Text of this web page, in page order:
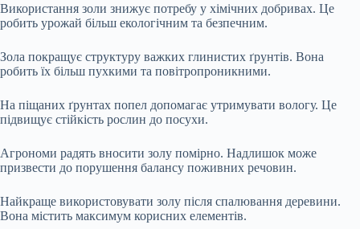
Використання золи знижує потребу у хімічних добривах. Це
робить урожай більш екологічним та безпечним.
Зола покращує структуру важких глинистих ґрунтів. Вона
робить їх більш пухкими та повітропроникними.
На піщаних ґрунтах попел допомагає утримувати вологу. Це
підвищує стійкість рослин до посухи.
Агрономи радять вносити золу помірно. Надлишок може
призвести до порушення балансу поживних речовин.
Найкраще використовувати золу після спалювання деревини.
Вона містить максимум корисних елементів.